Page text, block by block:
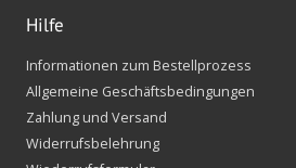
Hilfe
Informationen zum Bestellprozess
Allgemeine Geschäftsbedingungen
Zahlung und Versand
Widerrufsbelehrung